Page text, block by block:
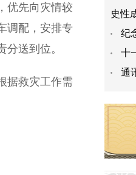
优先向灾情较
调配，安排专
送到位。
据救灾工作需
史性
纪
十
通